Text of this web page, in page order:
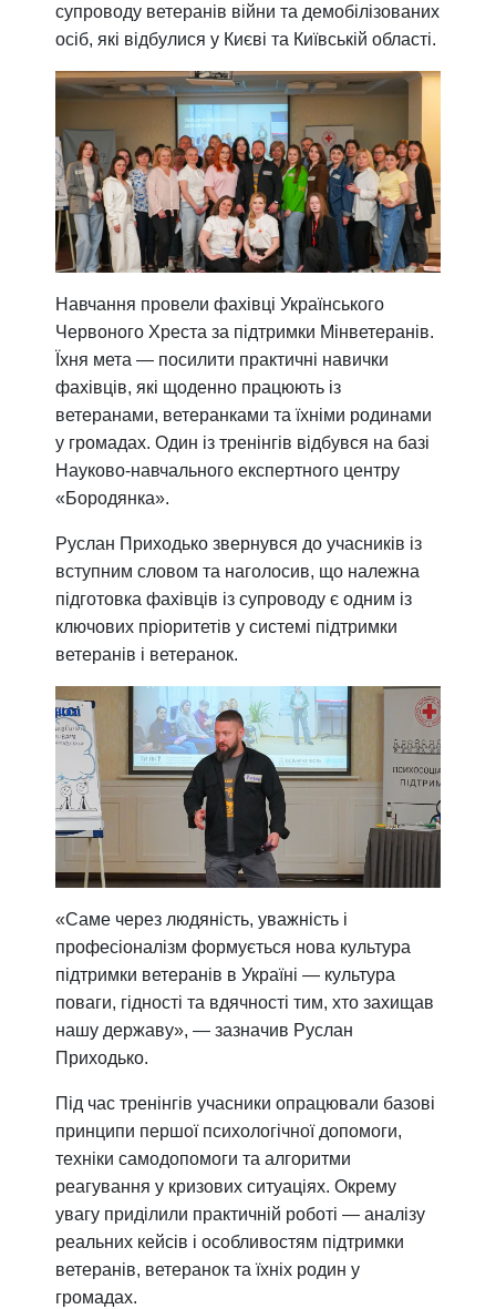
супроводу ветеранів війни та демобілізованих
осіб, які відбулися у Києві та Київській області.
Навчання провели фахівці Українського
Червоного Хреста за підтримки Мінветеранів.
Їхня мета — посилити практичні навички
фахівців, які щоденно працюють із
ветеранами, ветеранками та їхніми родинами
у громадах. Один із тренінгів відбувся на базі
Науково-навчального експертного центру
«Бородянка».
Руслан Приходько звернувся до учасників із
вступним словом та наголосив, що належна
підготовка фахівців із супроводу є одним із
ключових пріоритетів у системі підтримки
ветеранів і ветеранок.
«Саме через людяність, уважність і
професіоналізм формується нова культура
підтримки ветеранів в Україні — культура
поваги, гідності та вдячності тим, хто захищав
нашу державу», — зазначив Руслан
Приходько.
Під час тренінгів учасники опрацювали базові
принципи першої психологічної допомоги,
техніки самодопомоги та алгоритми
реагування у кризових ситуаціях. Окрему
увагу приділили практичній роботі — аналізу
реальних кейсів і особливостям підтримки
ветеранів, ветеранок та їхніх родин у
громадах.